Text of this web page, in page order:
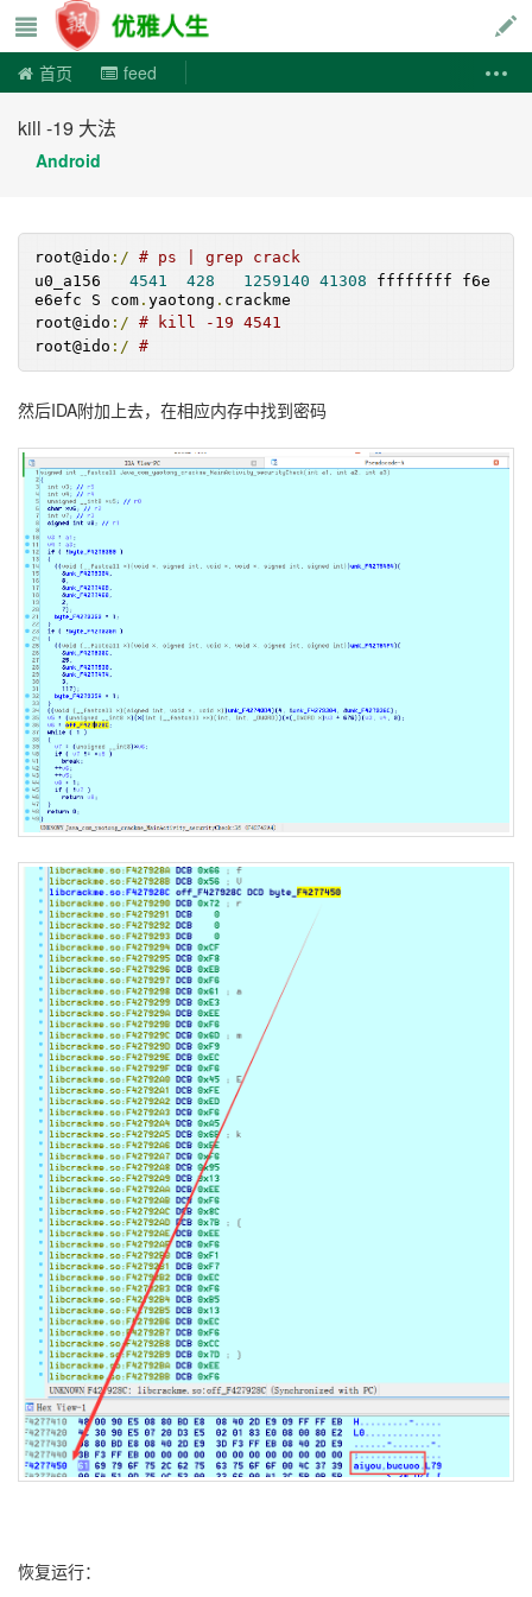
首页 feed
kill -19 大法
Android
root@ido :/
# ps | grep crack
u0_a156 4541 428 1259140 41308 ffffffff f6e
e6efc S com .yaotong . crackme
root@ido :/
# kill -19 4541
root@ido :/ #
然后IDA附加上去，在相应内存中找到密码
恢复运行：